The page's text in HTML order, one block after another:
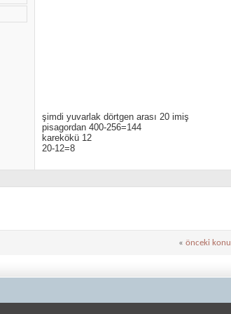
şimdi yuvarlak dörtgen arası 20 imiş
pisagordan 400-256=144
karekökü 12
20-12=8
« önceki konu